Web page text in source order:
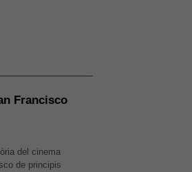
Francisco
del cinema
de principis